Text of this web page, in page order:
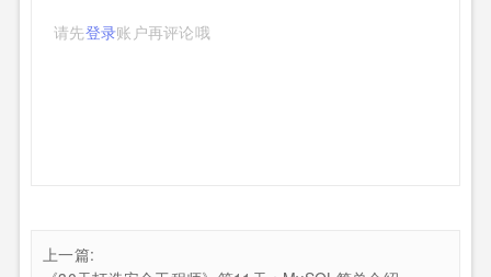
请先登录账户再评论哦
上一篇: